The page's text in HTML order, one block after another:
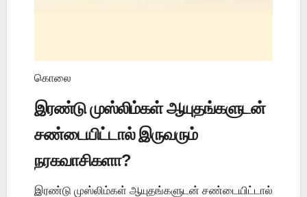
கொலை
இரண்டு முஸ்லிம்கள் ஆயுதங்களுடன்
சண்டையிட்டால் இருவரும்
நரகவாசிகளா?
இரண்டு முஸ்லிம்கள் ஆயுதங்களுடன் சண்டையிட்டால்